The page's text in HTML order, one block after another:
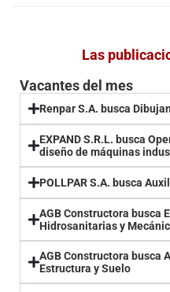
Las
Vacantes del mes
Renpar S.A. busca
EXPAND S.R.L. busca
diseño de máquinas
POLLPAR S.A. busca
AGB Constructora busca
Hidrosanitarias y
AGB Constructora busca
Estructura y Suelo